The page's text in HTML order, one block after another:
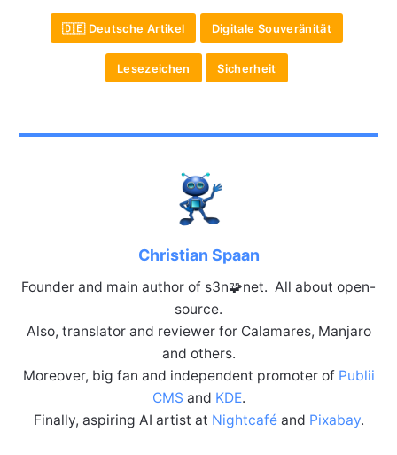
🇩🇪 Deutsche Artikel Digitale Souveränität
Lesezeichen Sicherheit
Christian Spaan
Founder and main author of s3n🧩net. All about open-
source.
Also, translator and reviewer for Calamares, Manjaro
and others.
Moreover, big fan and independent promoter of Publii
CMS and KDE.
Finally, aspiring AI artist at Nightcaféand Pixabay.